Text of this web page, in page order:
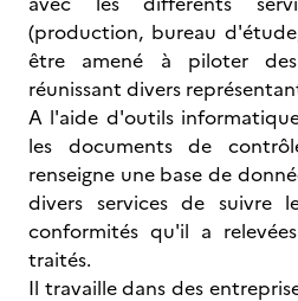
(production, bureau
être amené à piloter
réunissant divers
A l'aide d'outils
les documents de
renseigne une base de
divers services de suivre
conformités qu'il a
traités.
Il travaille dans des